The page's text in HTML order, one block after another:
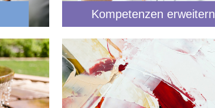
Kompetenzen erweitern